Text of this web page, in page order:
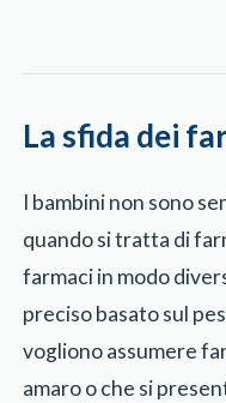
La sfida dei
I bambini non sono
quando si tratta di
farmaci in modo
preciso basato sul
vogliono assumere
amaro o che si